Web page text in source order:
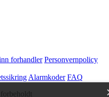
forhandler Personvernpolicy
Alarmkoder FAQ